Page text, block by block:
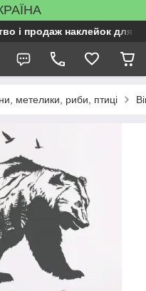
і продаж наклейок для
метелики, риби, птиці